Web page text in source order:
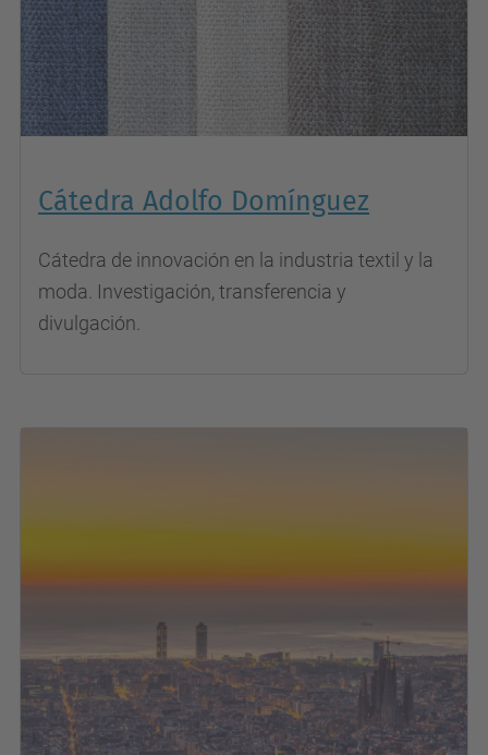
Cátedra Adolfo Domínguez
Cátedra de innovación en la industria textil y la
moda. Investigación, transferencia y
divulgación.